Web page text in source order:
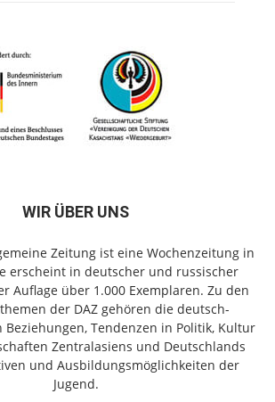
WIR ÜBER UNS
Zeitung ist eine Wochenzeitung in
erscheint in deutscher und russischer
Auflage über 1.000 Exemplaren. Zu den
der DAZ gehören die deutsch-
Beziehungen, Tendenzen in Politik, Kultur
Zentralasiens und Deutschlands
und Ausbildungsmöglichkeiten der
Jugend.